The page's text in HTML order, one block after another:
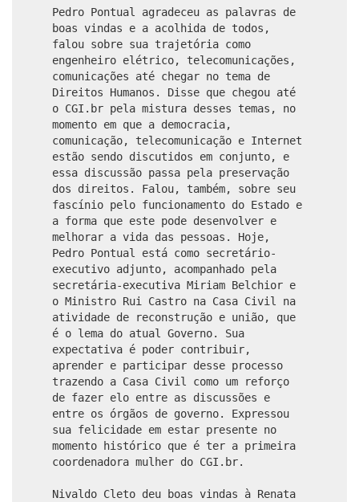
Pedro Pontual agradeceu as palavras de
boas vindas e a acolhida de todos,
falou sobre sua trajetória como
engenheiro elétrico, telecomunicações,
comunicações até chegar no tema de
Direitos Humanos. Disse que chegou até
o CGI.br pela mistura desses temas, no
momento em que a democracia,
comunicação, telecomunicação e Internet
estão sendo discutidos em conjunto, e
essa discussão passa pela preservação
dos direitos. Falou, também, sobre seu
fascínio pelo funcionamento do Estado e
a forma que este pode desenvolver e
melhorar a vida das pessoas. Hoje,
Pedro Pontual está como secretário-
executivo adjunto, acompanhado pela
secretária-executiva Miriam Belchior e
o Ministro Rui Castro na Casa Civil na
atividade de reconstrução e união, que
é o lema do atual Governo. Sua
expectativa é poder contribuir,
aprender e participar desse processo
trazendo a Casa Civil como um reforço
de fazer elo entre as discussões e
entre os órgãos de governo. Expressou
sua felicidade em estar presente no
momento histórico que é ter a primeira
coordenadora mulher do CGI.br.
Nivaldo Cleto deu boas vindas à Renata